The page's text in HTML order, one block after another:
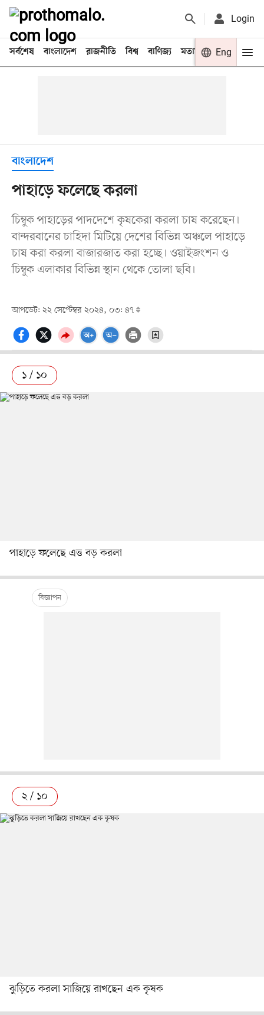
Login
সর্বশেষ বাংলাদেশ রাজনীতি বিশ্ব বাণিজ্য মতামত খেলা
Eng
বাংলাদেশ
পাহাড়ে ফলেছে করলা
চিম্বুক পাহাড়ের পাদদেশে কৃষকেরা করলা চাষ করেছেন।
বান্দরবানের চাহিদা মিটিয়ে দেশের বিভিন্ন অঞ্চলে পাহাড়ে
চাষ করা করলা বাজারজাত করা হচ্ছে। ওয়াইজংশন ও
চিম্বুক এলাকার বিভিন্ন স্থান থেকে তোলা ছবি।
আপডেট: ২২ সেপ্টেম্বর ২০২৪, ০৩: ৪৭
১ / ১০
পাহাড়ে ফলেছে এত্ত বড় করলা
২ / ১০
ঝুড়িতে করলা সাজিয়ে রাখছেন এক কৃষক